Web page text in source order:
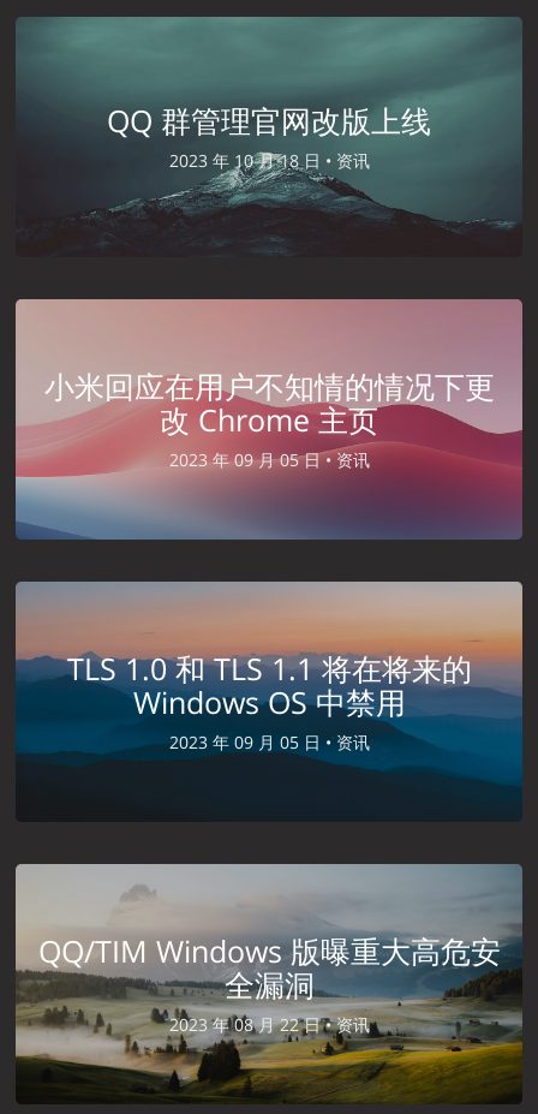
QQ 群管理官网改版上线
2023 年 10 月 18 日 • 资讯
小米回应在用户不知情的情况下更
改 Chrome 主页
2023 年 09 月 05 日 •资讯
TLS 1.0 和 TLS 1.1 将在将来的
Windows OS 中禁用
2023 年 09 月 05 日 •资讯
QQ/TIM Windows 版曝重大高危安
全漏洞
2023 年 08 月 22 日 •资讯